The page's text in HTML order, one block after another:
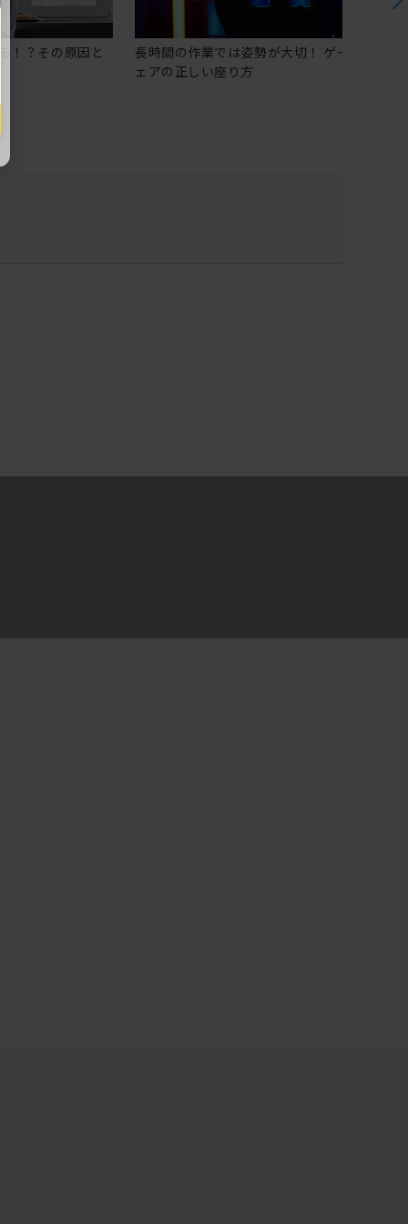
！？その原因と
長時間の作業では姿勢が大切！ ゲーミングチ
ェアの正しい座り方